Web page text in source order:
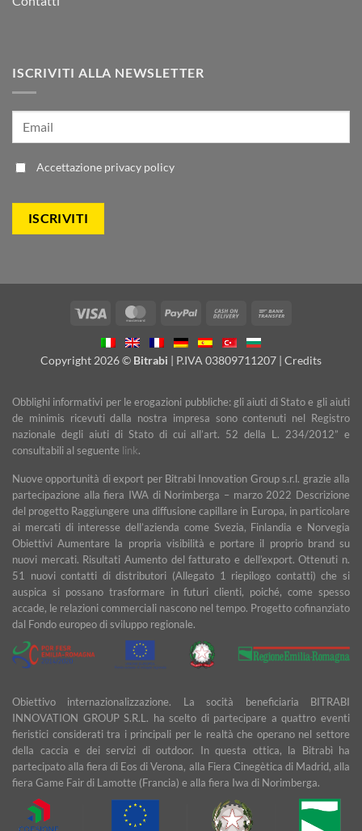
ISCRIVITI ALLA NEWSLETTER
Accettazione privacy policy
Visa MasterCardPayPal
Cash
Delivery
Copyright 2026 © Bitrabi | P.IVA 03809711207 | Credits
Obblighi informativi per le erogazioni pubbliche: gli aiuti di Stato e gli aiuti
de minimis ricevuti dalla nostra impresa sono contenuti nel Registro
nazionale degli aiuti di Stato di cui all’art. 52 della L. 234/2012” e
consultabili al seguente link.
Nuove opportunità di export per Bitrabi Innovation Group s.r.l. grazie alla
partecipazione alla fiera IWA di Norimberga – marzo 2022 Descrizione
del progetto Raggiungere una diffusione capillare in Europa, in particolare
ai mercati di interesse dell’azienda come Svezia, Finlandia e Norvegia
Obiettivi Aumentare la propria visibilità e portare il proprio brand su
nuovi mercati. Risultati Aumento del fatturato e dell’export. Ottenuti n.
51 nuovi contatti di distributori (Allegato 1 riepilogo contatti) che si
auspica si possano trasformare in futuri clienti, poiché, come spesso
accade, le relazioni commerciali nascono nel tempo. Progetto cofinanziato
dal Fondo europeo di sviluppo regionale.
Obiettivo internazionalizzazione. La socità beneficiaria BITRABI
INNOVATION GROUP S.R.L. ha scelto di partecipare a quattro eventi
fieristici considerati tra i principali per le realtà che operano nel settore
della caccia e dei servizi di outdoor. In questa ottica, la Bitrabì ha
partecipato alla fiera di Eos di Verona, alla Fiera Cinegètica di Madrid, alla
fiera Game Fair di Lamotte (Francia) e alla fiera Iwa di Norimberga.